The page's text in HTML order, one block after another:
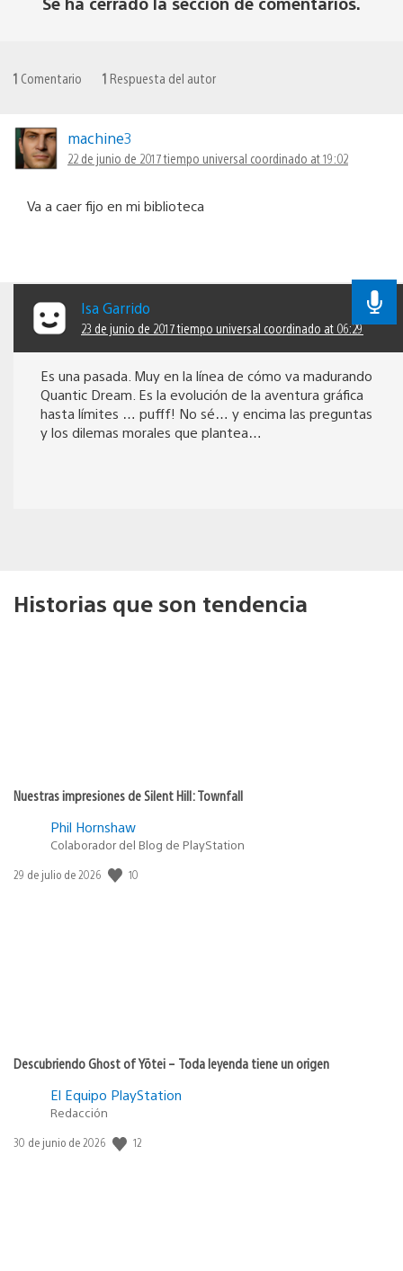
1 Comentario 1 Respuesta del autor
machine3
22 de junio de 2017 tiempo universal coordinado at 19:02
Va a caer fijo en mi biblioteca
Isa Garrido
23 de junio de 2017 tiempo universal coordinado at 06:29
Es una pasada. Muy en la línea de cómo va madurando
Quantic Dream. Es la evolución de la aventura gráfica
hasta límites … pufff! No sé… y encima las preguntas
y los dilemas morales que plantea…
Historias que son tendencia
Nuestras impresiones de Silent Hill: Townfall
Phil Hornshaw
Colaborador del Blog de PlayStation
Fecha
29 de julio de 2026 10
Descubriendo Ghost of Yōtei – Toda leyenda tiene un origen
El Equipo PlayStation
Redacción
Fecha
30 de junio de 2026 12